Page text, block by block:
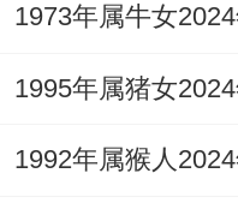
辣烧烤之物，多进
曜石之水性调与火
山之巅，取象稳定